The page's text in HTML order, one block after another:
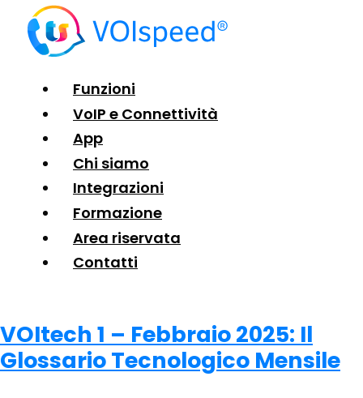
Funzioni
VoIP e Connettività
App
Chi siamo
Integrazioni
Formazione
Area riservata
Contatti
VOItech 1 – Febbraio 2025: Il
Glossario Tecnologico Mensile